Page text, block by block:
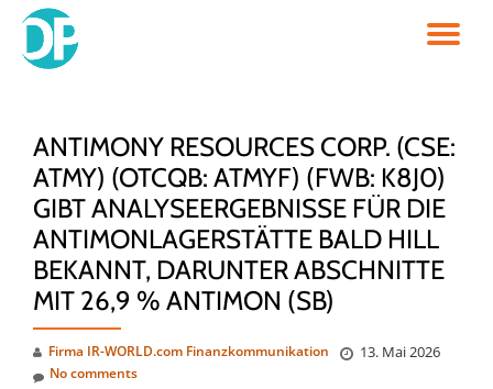
Skip
ANTIMONY RESOURCES CORP. (CSE:
ATMY) (OTCQB: ATMYF) (FWB: K8J0)
GIBT ANALYSEERGEBNISSE FÜR DIE
ANTIMONLAGERSTÄTTE BALD HILL
BEKANNT, DARUNTER ABSCHNITTE
MIT 26,9 % ANTIMON (SB)
Firma IR-WORLD.com Finanzkommunikation 13. Mai 2026
No comments